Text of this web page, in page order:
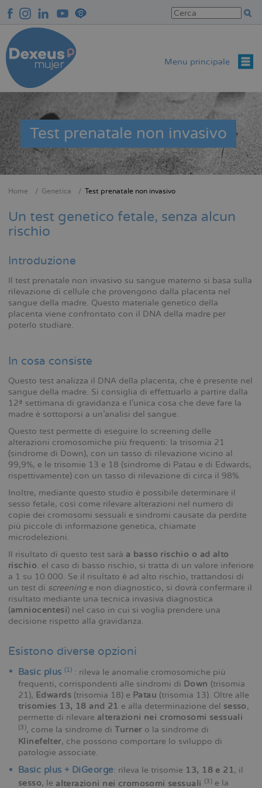
contenuto
principale
Menu principale
Test prenatale non invasivo
di
pane
Home Genetica Test prenatale non invasivo
Un test genetico fetale, senza alcun
rischio
Introduzione
Il test prenatale non invasivo su sangue materno si basa sulla
rilevazione di cellule che provengono dalla placenta nel
sangue della madre. Questo materiale genetico della
placenta viene confrontato con il DNA della madre per
poterlo studiare.
In cosa consiste
Questo test analizza il DNA della placenta, che è presente nel
sangue della madre. Si consiglia di effettuarlo a partire dalla
12ª settimana di gravidanza e l’unica cosa che deve fare la
madre è sottoporsi a un’analisi del sangue.
Questo test permette di eseguire lo screening delle
alterazioni cromosomiche più frequenti: la trisomia 21
(sindrome di Down), con un tasso di rilevazione vicino al
99,9%, e le trisomie 13 e 18 (sindrome di Patau e di Edwards,
rispettivamente) con un tasso di rilevazione di circa il 98%.
Inoltre, mediante questo studio è possibile determinare il
sesso fetale, così come rilevare alterazioni nel numero di
copie dei cromosomi sessuali e sindromi causate da perdite
più piccole di informazione genetica, chiamate
microdelezioni.
Il risultato di questo test sarà a basso rischio o ad alto
rischio. el caso di basso rischio, si tratta di un valore inferiore
a 1 su 10.000. Se il risultato è ad alto rischio, trattandosi di
un test di screening e non diagnostico, si dovrà confermare il
risultato mediante una tecnica invasiva diagnostica
(amniocentesi) nel caso in cui si voglia prendere una
decisione rispetto alla gravidanza.
Esistono diverse opzioni
Basic plus (1): rileva le anomalie cromosomiche più
frequenti, corrispondenti alle sindromi di Down (trisomia
21), Edwards(trisomia 18) e Patau (trisomia 13). Oltre alle
trisomies 13, 18 and 21 e alla determinazione del sesso,
permette di rilevare alterazioni nei cromosomi sessuali
(3), come la sindrome diTurnero la sindrome di
Klinefelter, che possono comportare lo sviluppo di
patologie associate.
Basic plus + DiGeorge: rileva le trisomie 13, 18 e 21, il
sesso, lealterazioni nei cromosomi sessuali (3) e la